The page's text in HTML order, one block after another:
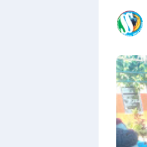
By
Design
With
Shroff